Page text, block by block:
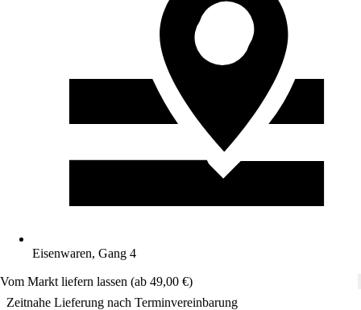
Eisenwaren, Gang 4
Vom Markt liefern lassen (ab 49,00 €)
Zeitnahe Lieferung nach Terminvereinbarung